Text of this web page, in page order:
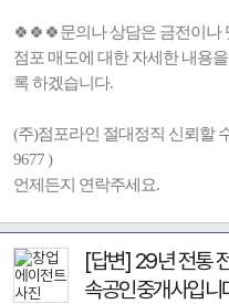
🍀🍀🍀문의나 상담은 금전이나
점포 매도에 대한 자세한 내용
록 하겠습니다.
(주)점포라인 절대정직 신뢰할
9677 )
언제든지 연락주세요.
[답변] 29년 전통
속공인중개사입